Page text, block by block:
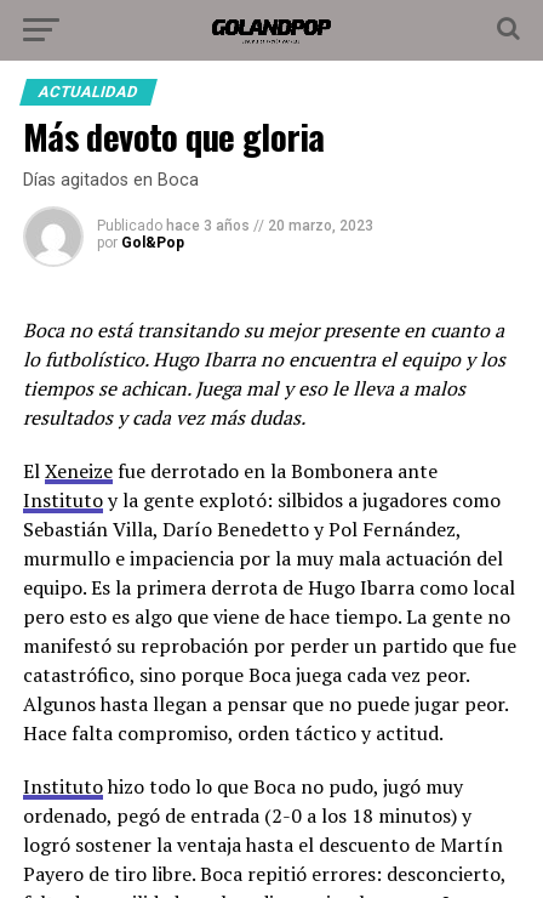
ACTUALIDAD
Más devoto que gloria
Días agitados en Boca
Publicado hace 3 años // 20 marzo, 2023
por Gol&Pop
Boca no está transitando su mejor presente en cuanto a
lo futbolístico. Hugo Ibarra no encuentra el equipo y los
tiempos se achican. Juega mal y eso le lleva a malos
resultados y cada vez más dudas.
ElXeneizefue derrotado en la Bombonera ante
Institutoy la gente explotó: silbidos a jugadores como
Sebastián Villa, Darío Benedetto y Pol Fernández,
murmullo e impaciencia por la muy mala actuación del
equipo. Es la primera derrota de Hugo Ibarra como local
pero esto es algo que viene de hace tiempo. La gente no
manifestó su reprobación por perder un partido que fue
catastrófico, sino porque Boca juega cada vez peor.
Algunos hasta llegan a pensar que no puede jugar peor.
Hace falta compromiso, orden táctico y actitud.
Institutohizo todo lo que Boca no pudo, jugó muy
ordenado, pegó de entrada (2-0 a los 18 minutos) y
logró sostener la ventaja hasta el descuento de Martín
Payero de tiro libre. Boca repitió errores: desconcierto,